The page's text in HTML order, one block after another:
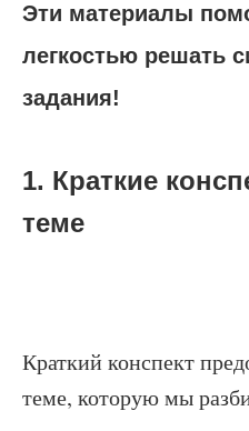
Эти материалы
легкостью решать
задания!
1. Краткие
теме
Краткий конспект
теме, которую мы